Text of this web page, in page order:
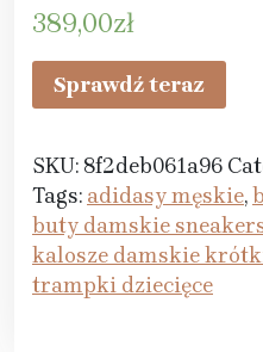
389,00zł
Sprawdź teraz
SKU: 8f2deb061a96
Tags: adidasy męskie,
buty damskie
kalosze damskie
trampki dziecięce